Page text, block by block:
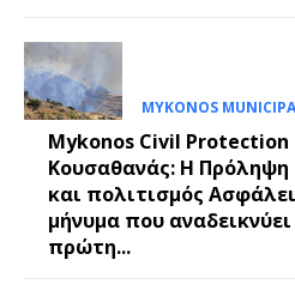
MYKONOS
Mykonos Civil
Κουσαθανάς: Η Πρόληψη
και πολιτισμός
μήνυμα που
πρώτη...